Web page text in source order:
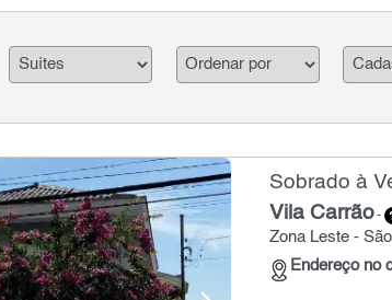
Sobrado à
Vila Carrão-
Zona Leste -
Endereço no